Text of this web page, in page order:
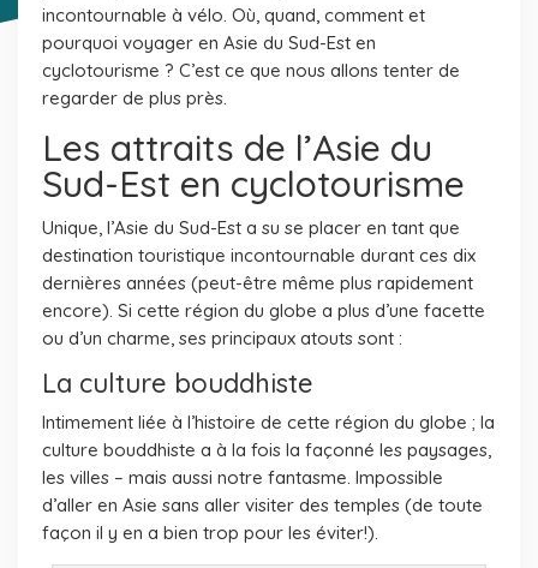
incontournable à vélo. Où, quand, comment et
pourquoi voyager en Asie du Sud-Est en
cyclotourisme ? C’est ce que nous allons tenter de
regarder de plus près.
Les attraits de l’Asie du
Sud-Est en cyclotourisme
Unique, l’Asie du Sud-Est a su se placer en tant que
destination touristique incontournable durant ces dix
dernières années (peut-être même plus rapidement
encore). Si cette région du globe a plus d’une facette
ou d’un charme, ses principaux atouts sont :
La culture bouddhiste
Intimement liée à l’histoire de cette région du globe ; la
culture bouddhiste a à la fois la façonné les paysages,
les villes – mais aussi notre fantasme. Impossible
d’aller en Asie sans aller visiter des temples (de toute
façon il y en a bien trop pour les éviter!).